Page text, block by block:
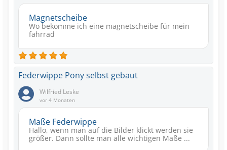
Magnetscheibe
Wo bekomme ich eine magnetscheibe für mein
fahrrad
Federwippe Pony selbst gebaut
Wilfried Leske
vor 4 Monaten
Maße Federwippe
Hallo, wenn man auf die Bilder klickt werden sie
größer. Dann sollte man alle wichtigen Maße ...